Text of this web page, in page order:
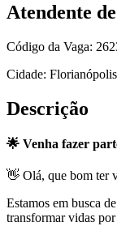
Atendente
Código da Vaga:
Cidade:
Descrição
🌟 Venha fazer
👋 Olá, que bom ter
Estamos em busca
transformar vidas